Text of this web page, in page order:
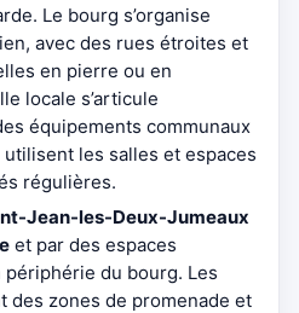
Le bourg s’organise
avec des rues étroites et
en pierre ou en
locale s’articule
équipements communaux
les salles et espaces
régulières.
Jean-les-Deux-Jumeaux
et par des espaces
du bourg. Les
des zones de promenade et